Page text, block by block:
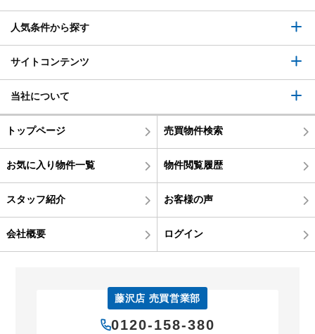
人気条件から探す
サイトコンテンツ
当社について
トップページ 売買物件検索
お気に入り物件一覧 物件閲覧履歴
スタッフ紹介 お客様の声
会社概要 ログイン
藤沢店 売買営業部
0120-158-380